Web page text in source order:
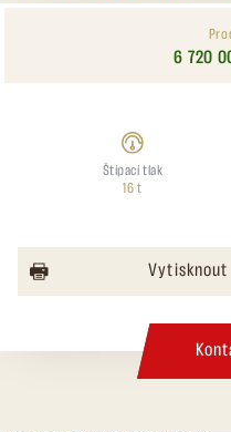
6 720
Štípací tlak
16 t
Vytisknout